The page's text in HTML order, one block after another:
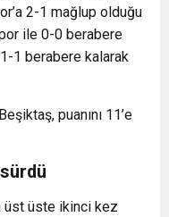
2-1 mağlup olduğu
ile 0-0 berabere
1 berabere kalarak
puanını 11’e
üst üste ikinci kez